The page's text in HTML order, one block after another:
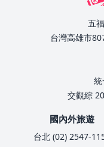
五
台灣高雄市
交觀綜
國內外旅遊
台北 (02) 2547-